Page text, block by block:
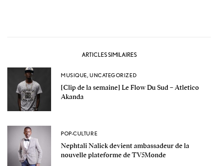
ARTICLES SIMILAIRES
MUSIQUE, UNCATEGORIZED
[Clip de la semaine] Le Flow Du Sud – Atletico
Akanda
POP-CULTURE
Nephtali Nalick devient ambassadeur de la
nouvelle plateforme de TV5Monde